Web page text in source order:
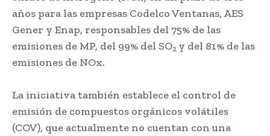
años para las empresas Codelco Ventanas, AES
Gener y Enap, responsables del 75% de las
emisiones de MP, del 99% del SO2 y del 81% de las
emisiones de NOx.
La iniciativa también establece el control de
emisión de compuestos orgánicos volátiles
(COV), que actualmente no cuentan con una